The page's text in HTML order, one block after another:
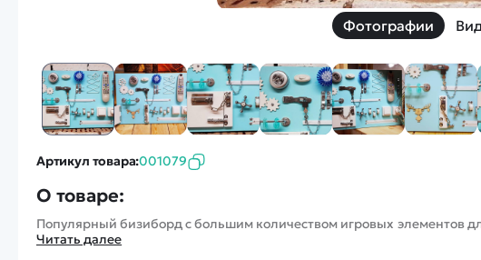
Машины 1 к 10
Смотреть
Фотографии
Артикул товара:001079
О товаре:
Популярный бизиборд с большим количеством игровых элементов
Читать далее